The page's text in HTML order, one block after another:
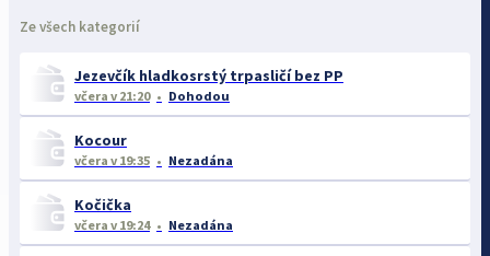
Ze všech kategorií
Jezevčík hladkosrstý trpasličí bez PP
včera v 21:20 Dohodou
Kocour
včera v 19:35 Nezadána
Kočička
včera v 19:24 Nezadána